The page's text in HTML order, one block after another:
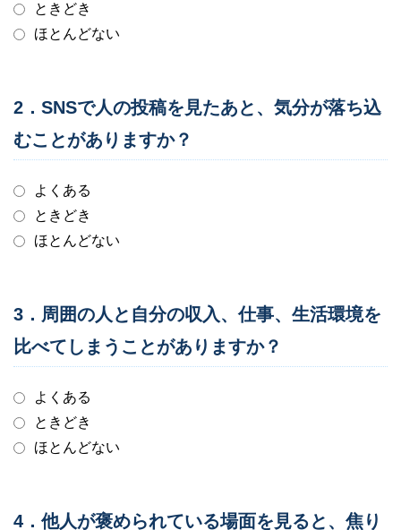
ときどき
ほとんどない
2．SNSで人の投稿を見たあと、気分が落ち込
むことがありますか？
よくある
ときどき
ほとんどない
3．周囲の人と自分の収入、仕事、生活環境を
比べてしまうことがありますか？
よくある
ときどき
ほとんどない
4．他人が褒められている場面を見ると、焦り